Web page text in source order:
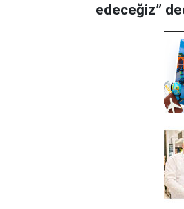
edeceğiz”